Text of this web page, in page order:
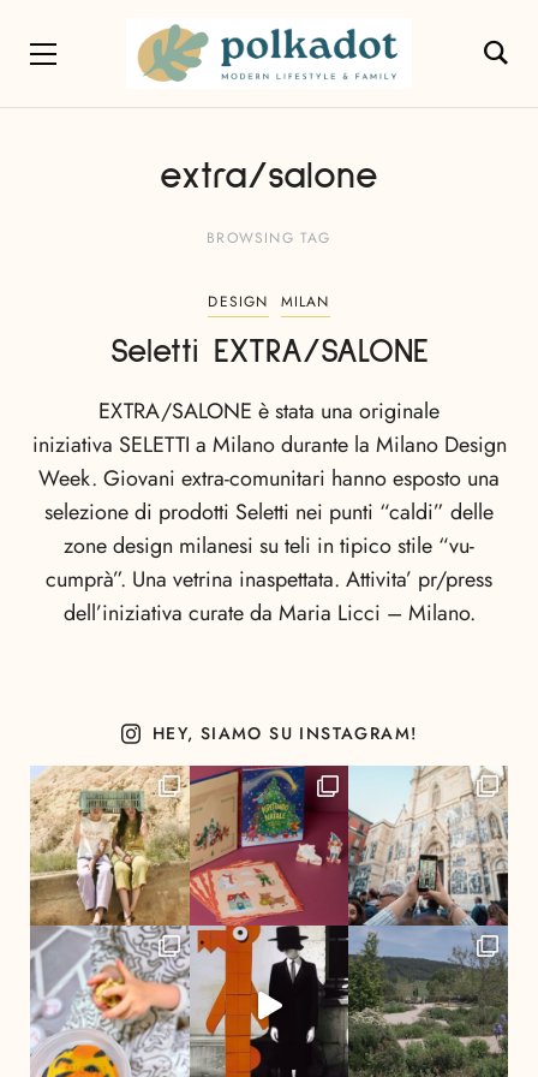
extra/salone
BROWSING TAG
DESIGN MILAN
Seletti EXTRA/SALONE
EXTRA/SALONE è stata una originale
iniziativa SELETTI a Milano durante la Milano Design
Week. Giovani extra-comunitari hanno esposto una
selezione di prodotti Seletti nei punti “caldi” delle
zone design milanesi su teli in tipico stile “vu-
cumprà”. Una vetrina inaspettata. Attivita’ pr/press
dell’iniziativa curate da Maria Licci – Milano.
HEY, SIAMO SU INSTAGRAM!